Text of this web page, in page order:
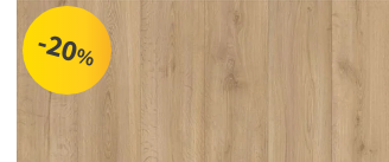
-20%